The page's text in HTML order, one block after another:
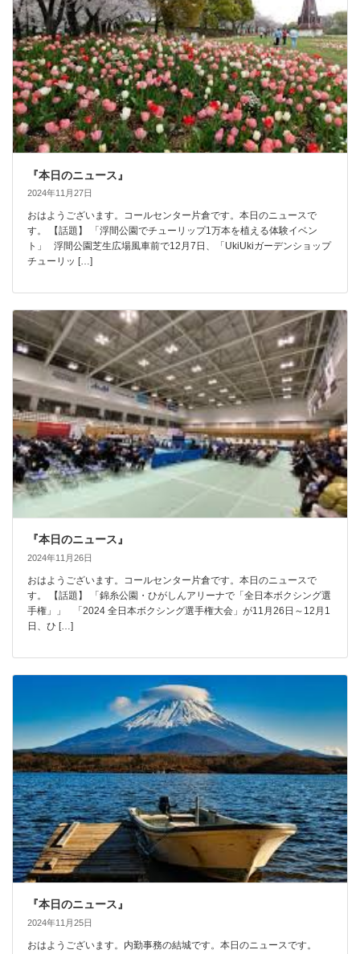
『本日のニュース』
2024年11月27日
おはようございます。コールセンター片倉です。本日のニュースで
す。 【話題】 「浮間公園でチューリップ1万本を植える体験イベン
ト」 浮間公園芝生広場風車前で12月7日、「UkiUkiガーデンショップ
チューリッ […]
『本日のニュース』
2024年11月26日
おはようございます。コールセンター片倉です。本日のニュースで
す。 【話題】 「錦糸公園・ひがしんアリーナで「全日本ボクシング選
手権」」 「2024 全日本ボクシング選手権大会」が11月26日～12月1
日、ひ […]
『本日のニュース』
2024年11月25日
おはようございます。内勤事務の結城です。本日のニュースです。